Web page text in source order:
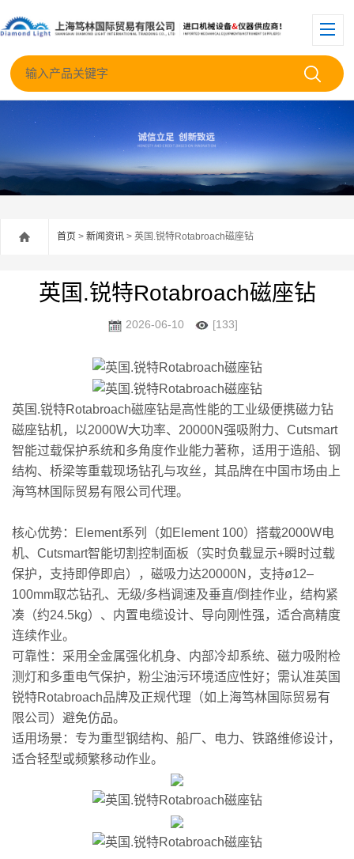
首页 > 新闻资讯 > 英国.锐特Rotabroach磁座钻
英国.锐特Rotabroach磁座钻
2026-06-10 [133]
英国.锐特Rotabroach磁座钻是高性能的工业级便携磁力钻
磁座钻机，以2000W大功率、20000N强吸附力、Cutsmart
智能过载保护系统和多角度作业能力著称，适用于造船、钢
结构、桥梁等重载现场钻孔与攻丝，其品牌在中国市场由上
海笃林国际贸易有限公司代理。‌
‌核心优势‌：Element系列（如Element 100）搭载‌2000W电
机‌、‌Cutsmart智能切割控制面板‌（实时负载显示+瞬时过载
保护，支持即停即启），磁吸力达‌20000N‌，支持‌ø12–
100mm取芯钻孔‌、‌无级/多档调速‌及‌垂直/倒挂作业‌，结构紧
凑（约24.5kg）、内置电缆设计、导向刚性强，适合高精度
连续作业。
‌可靠性‌：采用全金属强化机身、内部冷却系统、磁力吸附检
测灯和多重电气保护，粉尘油污环境适应性好；需认准英国
锐特Rotabroach品牌及正规代理（如上海笃林国际贸易有
限公司）避免仿品。
‌适用场景‌：专为‌重型钢结构、船厂、电力、铁路维修‌设计，‌
适合轻型或频繁移动作业‌。